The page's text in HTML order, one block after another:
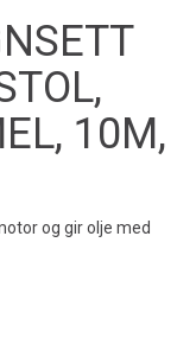
10M,
og gir olje med